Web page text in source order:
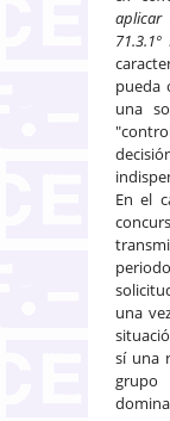
aplicar
71.3.1º
pueda
una
En el
una
sí una
grupo